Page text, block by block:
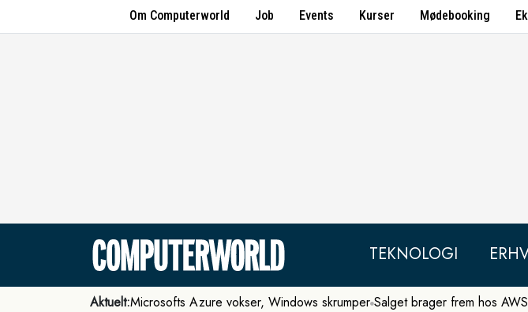
Om Computerworld Job Events Kurser Mødebooking
TEKNOLOGI
Aktuelt:Microsofts Azure vokser, Windows skrumper Salget brager frem hos AWS